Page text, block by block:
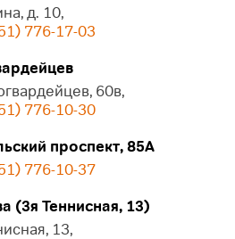
д. 10,
776-17-03
60в,
776-10-30
проспект, 85А
776-10-37
(3я Теннисная, 13)
13,